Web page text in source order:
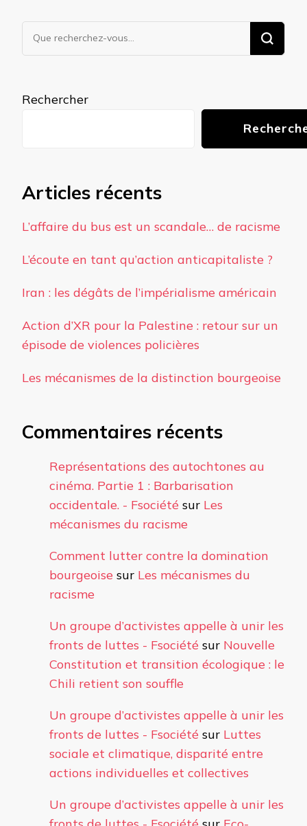
Vous
recherchiez
Rechercher
Articles récents
L’affaire du bus est un scandale… de racisme
L’écoute en tant qu’action anticapitaliste ?
Iran : les dégâts de l’impérialisme américain
Action d’XR pour la Palestine : retour sur un
épisode de violences policières
Les mécanismes de la distinction bourgeoise
Commentaires récents
Représentations des autochtones au
cinéma. Partie 1 : Barbarisation
occidentale. - Fsociété sur Les
mécanismes du racisme
Comment lutter contre la domination
bourgeoise sur Les mécanismes du
racisme
Un groupe d’activistes appelle à unir les
fronts de luttes - Fsociété sur Nouvelle
Constitution et transition écologique : le
Chili retient son souffle
Un groupe d’activistes appelle à unir les
fronts de luttes - Fsociété sur Luttes
sociale et climatique, disparité entre
actions individuelles et collectives
Un groupe d’activistes appelle à unir les